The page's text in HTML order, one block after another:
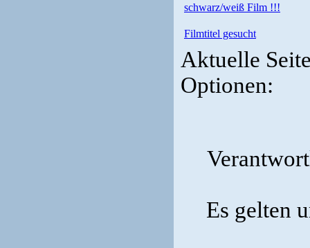
schwarz/weiß Film !!!
Filmtitel gesucht
Aktuelle
Optionen:
Es gelten